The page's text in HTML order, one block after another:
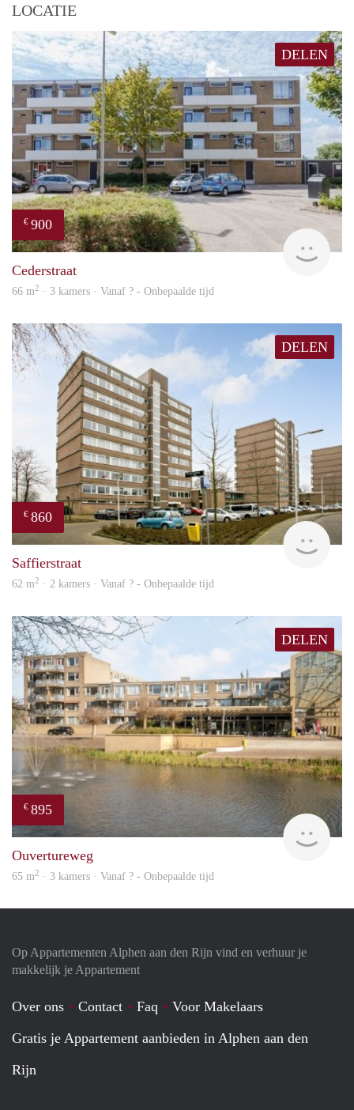
LOCATIE
DELEN
€ 900
Cederstraat
66 m2 · 3 kamers · Vanaf ? - Onbepaalde tijd
DELEN
€ 860
Saffierstraat
62 m2 · 2 kamers · Vanaf ? - Onbepaalde tijd
DELEN
€ 895
Ouvertureweg
65 m2 · 3 kamers · Vanaf ? - Onbepaalde tijd
Op Appartementen Alphen aan den Rijn vind en verhuur je
makkelijk je Appartement
Over ons Contact Faq
Voor Makelaars
Gratis je Appartement aanbieden in Alphen aan den
Rijn